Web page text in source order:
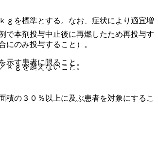
本剤投与中止後に再燃したため再投与す
のみ投与すること）。
す患者に限ること。
の３０％以上に及ぶ患者を対象にするこ
ｇを標準とする。なお、症状により適宜増
ｇを超えないこと。